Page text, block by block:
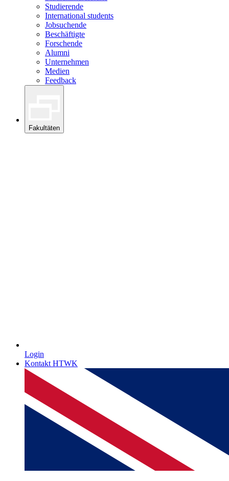
Studierende
International students
Jobsuchende
Beschäftigte
Forschende
Alumni
Unternehmen
Medien
Feedback
Fakultäten
Login
Kontakt HTWK